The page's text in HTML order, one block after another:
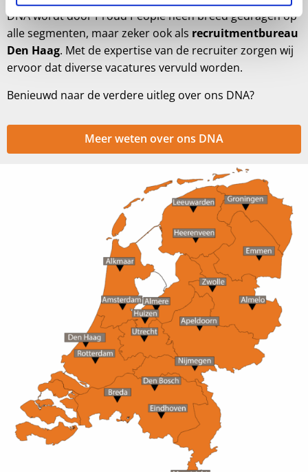
DNA wordt door Proud People heen breed gedragen op
alle segmenten, maar zeker ook als recruitmentbureau
Den Haag. Met de expertise van de recruiter zorgen wij
ervoor dat diverse vacatures vervuld worden.
Benieuwd naar de verdere uitleg over ons DNA?
Meer weten over ons DNA